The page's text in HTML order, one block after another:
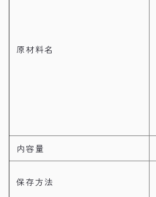
原材料名
内容量
保存方法